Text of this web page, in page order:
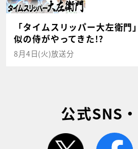
「タイムスリッパー大左衛
似の侍がやってきた!?
8月4日(火)放送分
公式SNS
twitter